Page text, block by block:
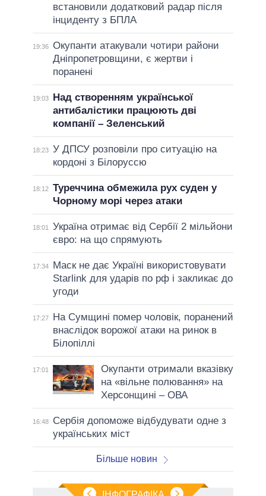
встановили додатковий радар після
інциденту з БПЛА
19:36 Окупанти атакували чотири райони
Дніпропетровщини, є жертви і
поранені
19:03
Над створенням української
антибалістики працюють дві
компанії – Зеленський
18:23 У ДПСУ розповіли про ситуацію на
кордоні з Білоруссю
18:12 Туреччина обмежила рух суден у
Чорному морі через атаки
18:01
Україна отримає від Сербії 2 мільйони
євро: на що спрямують
17:34
Маск не дає Україні використовувати
Starlink для ударів по рф і закликає до
угоди
17:27
На Сумщині помер чоловік, поранений
внаслідок ворожої атаки на ринок в
Білопіллі
17:01
Окупанти отримали вказівку
на «вільне полювання» на
Херсонщині – ОВА
16:48
Сербія допоможе відбудувати одне з
українських міст
Більше новин